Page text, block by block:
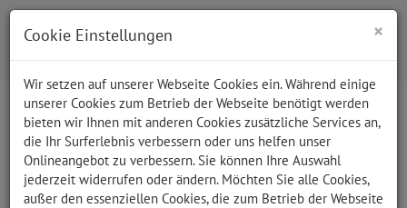
EasyLan (seit 2019)
Cookie Einstellungen ×
Wir setzen auf unserer Webseite Cookies ein. Während einige
unserer Cookies zum Betrieb der Webseite benötigt werden
bieten wir Ihnen mit anderen Cookies zusätzliche Services an,
die Ihr Surferlebnis verbessern oder uns helfen unser
Onlineangebot zu verbessern. Sie können Ihre Auswahl
jederzeit widerrufen oder ändern. Möchten Sie alle Cookies,
außer den essenziellen Cookies, die zum Betrieb der Webseite